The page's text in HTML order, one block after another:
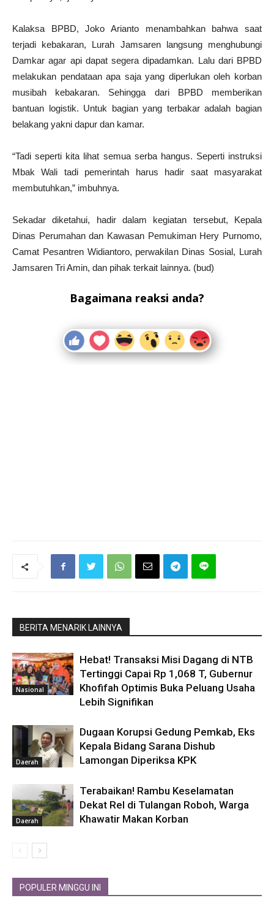
Kalaksa BPBD, Joko Arianto menambahkan bahwa saat
terjadi kebakaran, Lurah Jamsaren langsung menghubungi
Damkar agar api dapat segera dipadamkan. Lalu dari BPBD
melakukan pendataan apa saja yang diperlukan oleh korban
musibah kebakaran. Sehingga dari BPBD memberikan
bantuan logistik. Untuk bagian yang terbakar adalah bagian
belakang yakni dapur dan kamar.
“Tadi seperti kita lihat semua serba hangus. Seperti instruksi
Mbak Wali tadi pemerintah harus hadir saat masyarakat
membutuhkan,” imbuhnya.
Sekadar diketahui, hadir dalam kegiatan tersebut, Kepala
Dinas Perumahan dan Kawasan Pemukiman Hery Purnomo,
Camat Pesantren Widiantoro, perwakilan Dinas Sosial, Lurah
Jamsaren Tri Amin, dan pihak terkait lainnya. (bud)
Bagaimana reaksi anda?
BERITA MENARIK LAINNYA
Nasional
Hebat! Transaksi Misi Dagang di NTB
Tertinggi Capai Rp 1,068 T, Gubernur
Khofifah Optimis Buka Peluang Usaha
Lebih Signifikan
Daerah
Dugaan Korupsi Gedung Pemkab, Eks
Kepala Bidang Sarana Dishub
Lamongan Diperiksa KPK
Daerah
Terabaikan! Rambu Keselamatan
Dekat Rel di Tulangan Roboh, Warga
Khawatir Makan Korban
POPULER MINGGU INI